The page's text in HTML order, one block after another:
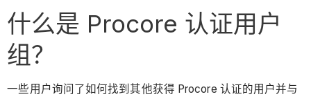
什么是 Procore 认证用户
组？
一些用户询问了如何找到其他获得 Procore 认证的用户并与